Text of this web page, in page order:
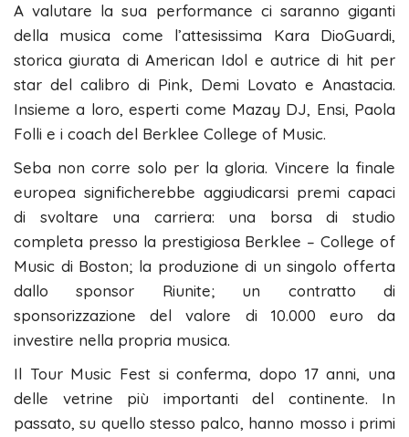
A valutare la sua performance ci saranno giganti
della musica come l’attesissima Kara DioGuardi,
storica giurata di American Idol e autrice di hit per
star del calibro di Pink, Demi Lovato e Anastacia.
Insieme a loro, esperti come Mazay DJ, Ensi, Paola
Folli e i coach del Berklee College of Music.
Seba non corre solo per la gloria. Vincere la finale
europea significherebbe aggiudicarsi premi capaci
di svoltare una carriera: una borsa di studio
completa presso la prestigiosa Berklee – College of
Music di Boston; la produzione di un singolo offerta
dallo sponsor Riunite; un contratto di
sponsorizzazione del valore di 10.000 euro da
investire nella propria musica.
Il Tour Music Fest si conferma, dopo 17 anni, una
delle vetrine più importanti del continente. In
passato, su quello stesso palco, hanno mosso i primi